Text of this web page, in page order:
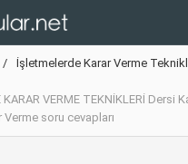
İşletmelerde Karar Verme
VERME TEKNİKLERİ Dersi
Verme soru cevapları